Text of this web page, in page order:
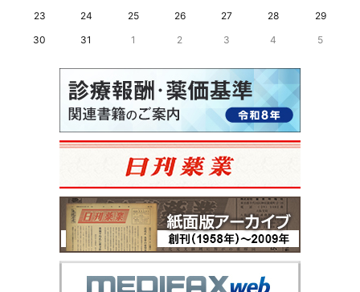
23
24 25 26 27 28
29
30
31 1 2 3 4 5